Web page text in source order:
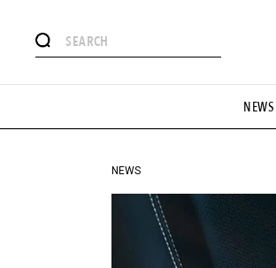
NEWS
#憧れの逸品
#GH 銘品の所以 #フイナムのYouTube
#HANDSOME HANDBOOK
NEWS